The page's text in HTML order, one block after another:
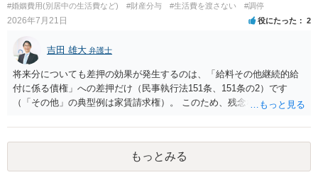
#婚姻費用(別居中の生活費など) #財産分与 #生活費を渡さない #調停
2026年7月21日 役にたった 2
吉田 雄大 弁護士
将来分についても差押の効果が発生するのは、「給料その他継続的給
付に係る債権」への差押だけ（民事執行法151条、151条の2）です
（「その他」の典型例は家賃請求権）。 このため、残念ながらお答え
のみが配当の対象です。
もっとみる